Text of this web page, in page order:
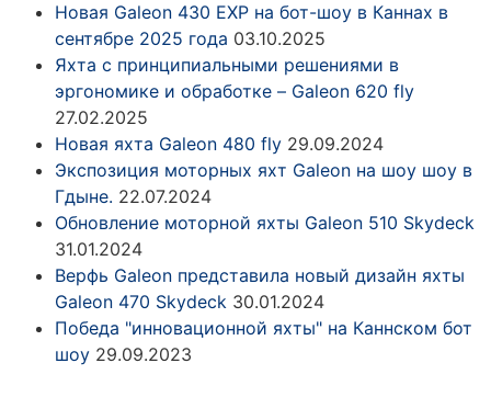
Новая Galeon 430 EXP на бот-шоу в Каннах в
сентябре 2025 года 03.10.2025
Яхта с принципиальными решениями в
эргономике и обработке – Galeon 620 fly
27.02.2025
Новая яхта Galeon 480 fly 29.09.2024
Экспозиция моторных яхт Galeon на шоу шоу в
Гдыне. 22.07.2024
Обновление моторной яхты Galeon 510 Skydeck
31.01.2024
Верфь Galeon представила новый дизайн яхты
Galeon 470 Skydeck 30.01.2024
Победа "инновационной яхты" на Каннском бот
шоу 29.09.2023